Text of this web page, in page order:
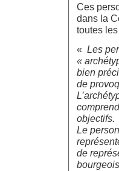
Ces
dans la
toutes les
« Les
«
bien
de
objectifs.
Le
de